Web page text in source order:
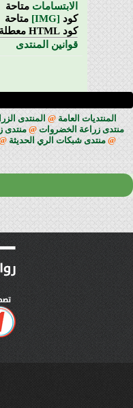
الابتسامات متاحة
كود [IMG]
متاحة
كود HTML
معطلة
قوانين المنتدى
المنتديات العامة @ المنتدى
منتدى زراعة الخضروات @منتدى
@منتدى شبكات الري الحديثة